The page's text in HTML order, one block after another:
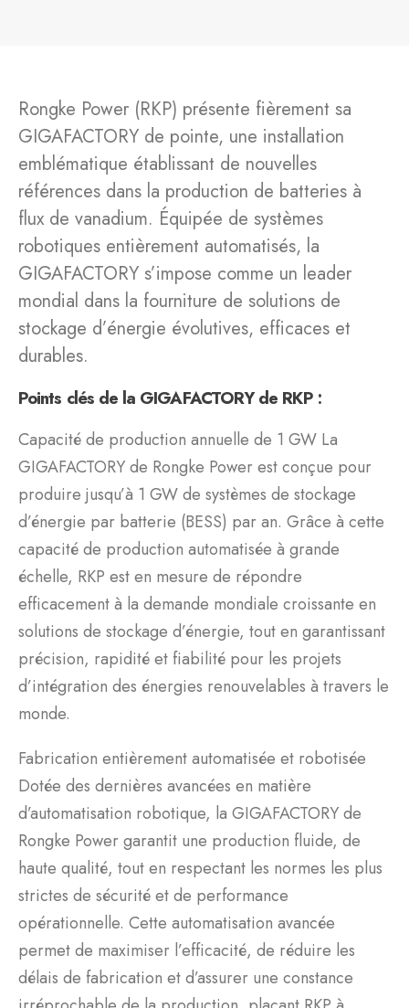
Rongke Power (RKP) présente fièrement sa
GIGAFACTORY de pointe, une installation
emblématique établissant de nouvelles
références dans la production de batteries à
flux de vanadium. Équipée de systèmes
robotiques entièrement automatisés, la
GIGAFACTORY s’impose comme un leader
mondial dans la fourniture de solutions de
stockage d’énergie évolutives, efficaces et
durables.
Points clés de la GIGAFACTORY de RKP :
Capacité de production annuelle de 1 GW La
GIGAFACTORY de Rongke Power est conçue pour
produire jusqu’à 1 GW de systèmes de stockage
d’énergie par batterie (BESS) par an. Grâce à cette
capacité de production automatisée à grande
échelle, RKP est en mesure de répondre
efficacement à la demande mondiale croissante en
solutions de stockage d’énergie, tout en garantissant
précision, rapidité et fiabilité pour les projets
d’intégration des énergies renouvelables à travers le
monde.
Fabrication entièrement automatisée et robotisée
Dotée des dernières avancées en matière
d’automatisation robotique, la GIGAFACTORY de
Rongke Power garantit une production fluide, de
haute qualité, tout en respectant les normes les plus
strictes de sécurité et de performance
opérationnelle. Cette automatisation avancée
permet de maximiser l’efficacité, de réduire les
délais de fabrication et d’assurer une constance